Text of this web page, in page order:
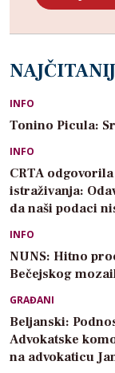
INFO
Tonino Picula:
INFO
CRTA
istraživanja:
da naši podaci
INFO
NUNS: Hitno
Bečejskog
GRAĐANI
Beljanski:
Advokatske
na advokaticu